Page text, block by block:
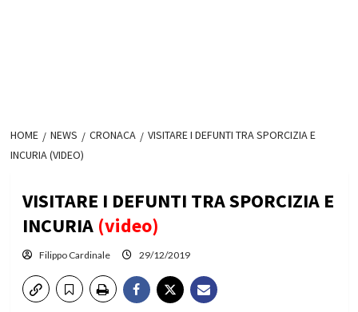
HOME NEWS CRONACA
VISITARE I DEFUNTI TRA SPORCIZIA E
INCURIA (VIDEO)
VISITARE I DEFUNTI TRA SPORCIZIA E
INCURIA (video)
Filippo Cardinale 29/12/2019